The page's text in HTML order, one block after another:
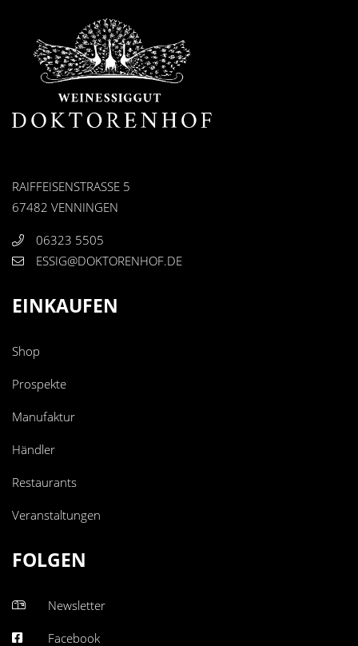
RAIFFEISENSTRASSE 5
67482 VENNINGEN
06323 5505
ESSIG@DOKTORENHOF.DE
EINKAUFEN
Shop
Prospekte
Manufaktur
Händler
Restaurants
Veranstaltungen
FOLGEN
Newsletter
Facebook